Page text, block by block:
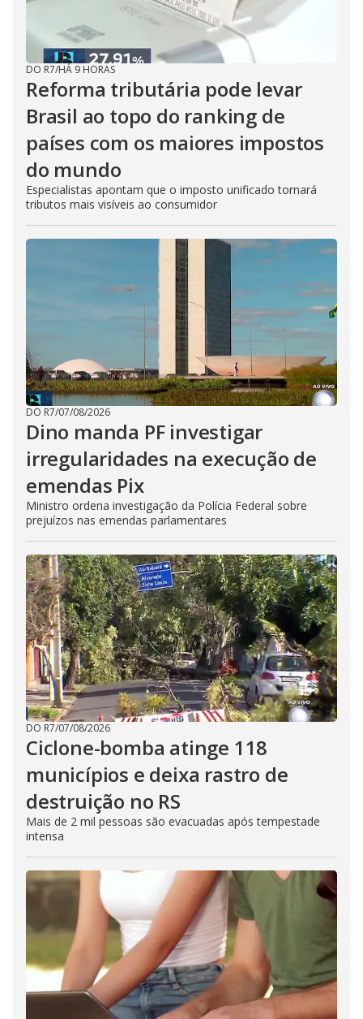
DO R7/HÁ 9 HORAS
Reforma tributária pode levar
Brasil ao topo do ranking de
países com os maiores impostos
do mundo
Especialistas apontam que o imposto unificado tornará
tributos mais visíveis ao consumidor
DO R7/07/08/2026
Dino manda PF investigar
irregularidades na execução de
emendas Pix
Ministro ordena investigação da Polícia Federal sobre
prejuízos nas emendas parlamentares
DO R7/07/08/2026
Ciclone-bomba atinge 118
municípios e deixa rastro de
destruição no RS
Mais de 2 mil pessoas são evacuadas após tempestade
intensa